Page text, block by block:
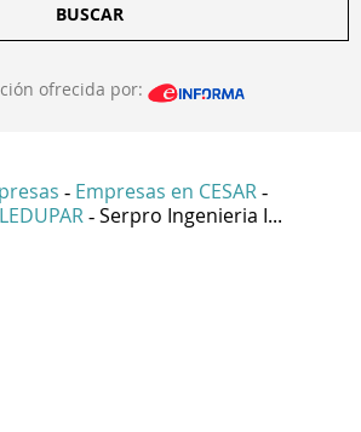
BUSCAR
ofrecida por:
- Empresas en CESAR -
- Serpro Ingenieria I...